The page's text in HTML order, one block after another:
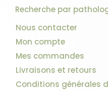
Recherche par
Nous contacter
Mon compte
Mes commandes
Livraisons et retours
Conditions générales